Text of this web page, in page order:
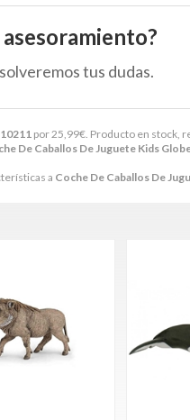
por 25,99€ . Producto en stock,
De Caballos De Juguete Kids
a Coche De Caballos De
tus dudas.